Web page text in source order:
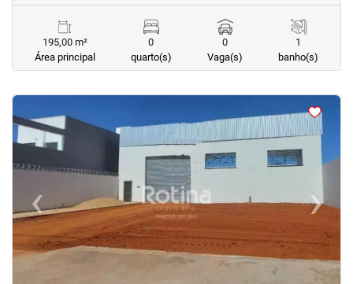
195,00 m²
Área principal
0
quarto(s)
0
Vaga(s)
1
banho(s)
<
‹Previous ›Next